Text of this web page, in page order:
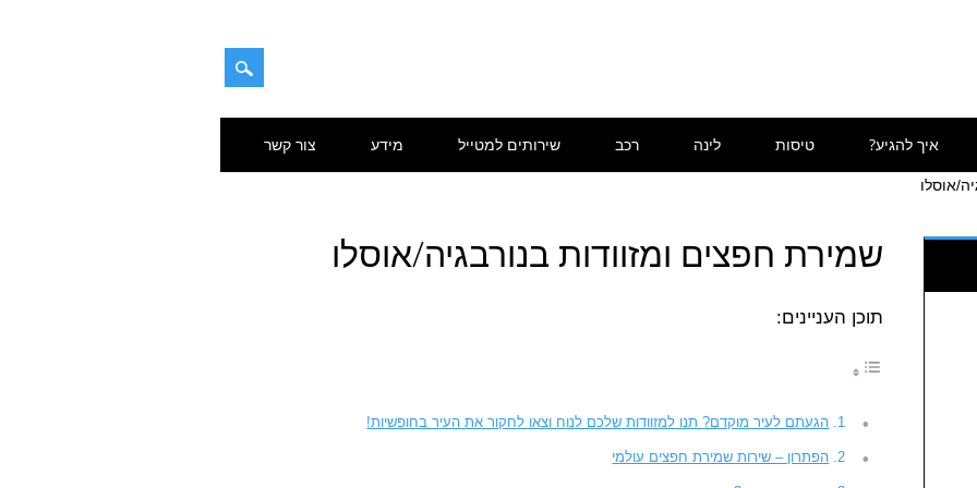
איך להגיע? טיסות לינה רכב שירותים למטייל מידע צור קשר
אוסלו
שמירת חפצים ומזוודות בנורבגיה/אוסלו
תוכן העניינים:
הגעתם לעיר מוקדם? תנו למזוודות שלכם לנוח וצאו לחקור את העיר בחופשיות!
הפתרון – שירות שמירת חפצים עולמי